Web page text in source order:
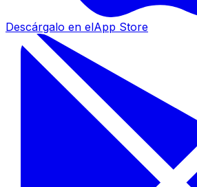
Descárgalo en elApp Store